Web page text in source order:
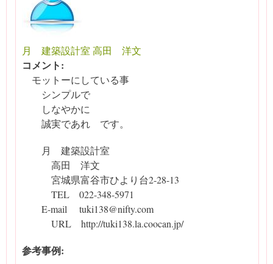
月 建築設計室 高田 洋文
コメント:
モットーにしている事
シンプルで
しなやかに
誠実であれ です。
月 建築設計室
高田 洋文
宮城県富谷市ひより台2-28-13
TEL 022-348-5971
E-mail tuki138@nifty.com
URL http://tuki138.la.coocan.jp/
参考事例: